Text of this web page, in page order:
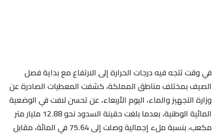
في وقت تتجه فيه درجات الحرارة إلى الارتفاع مع بداية فصل
الصيف بمختلف مناطق المملكة، كشفت المعطيات الصادرة عن
وزارة التجهيز والماء، اليوم الأربعاء، عن تحسن لافت في الوضعية
المائية الوطنية، بعدما بلغت حقينة السدود نحو 12.88 مليار متر
مكعب، بنسبة ملء إجمالية وصلت إلى 75.64 في المائة، مقابل